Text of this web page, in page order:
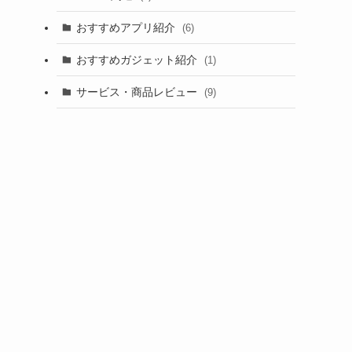
おすすめアプリ紹介 (6)
おすすめガジェット紹介 (1)
サービス・商品レビュー (9)